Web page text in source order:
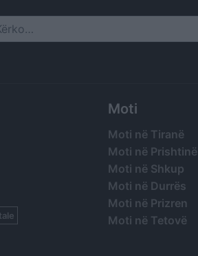
Moti
Moti në Tiranë
Moti në Prishtinë
Moti në Shkup
Moti në Durrës
Moti në Prizren
Moti në Tetovë